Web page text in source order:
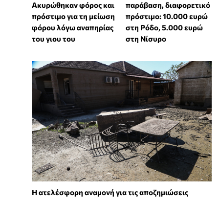
Ακυρώθηκαν φόρος και
πρόστιμο για τη μείωση
φόρου λόγω αναπηρίας
του γιου του
παράβαση, διαφορετικό
πρόστιμο: 10.000 ευρώ
στη Ρόδο, 5.000 ευρώ
στη Νίσυρο
Η ατελέσφορη αναμονή για τις αποζημιώσεις